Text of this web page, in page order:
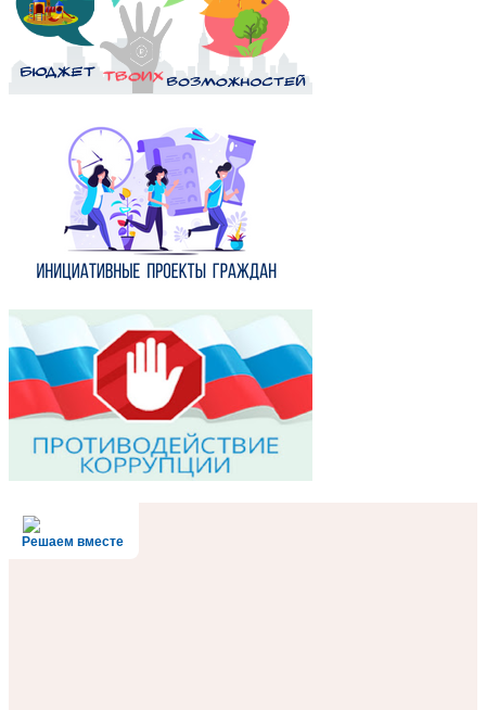
Решаем вместе